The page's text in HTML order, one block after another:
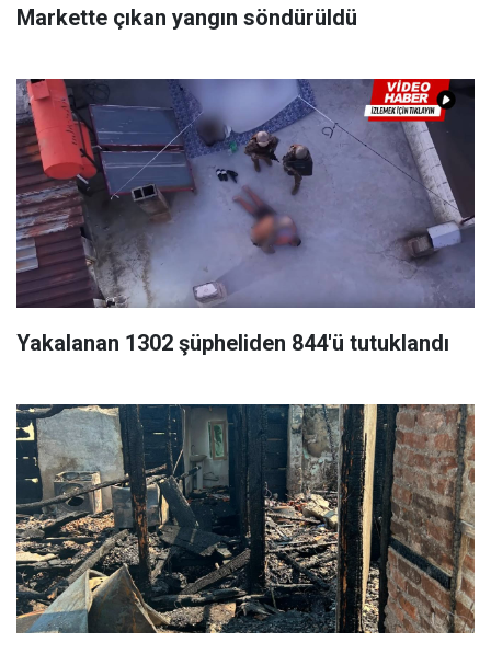
Markette çıkan yangın söndürüldü
Yakalanan 1302 şüpheliden 844'ü tutuklandı